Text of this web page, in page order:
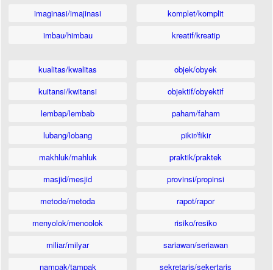
imaginasi/imajinasi
imbau/himbau
komplet/komplit
kreatif/kreatip
kualitas/kwalitas
kuitansi/kwitansi
lembap/lembab
lubang/lobang
makhluk/mahluk
masjid/mesjid
metode/metoda
menyolok/mencolok
miliar/milyar
nampak/tampak
objek/obyek
objektif/obyektif
paham/faham
pikir/fikir
praktik/praktek
provinsi/propinsi
rapot/rapor
risiko/resiko
sariawan/seriawan
sekretaris/sekertaris